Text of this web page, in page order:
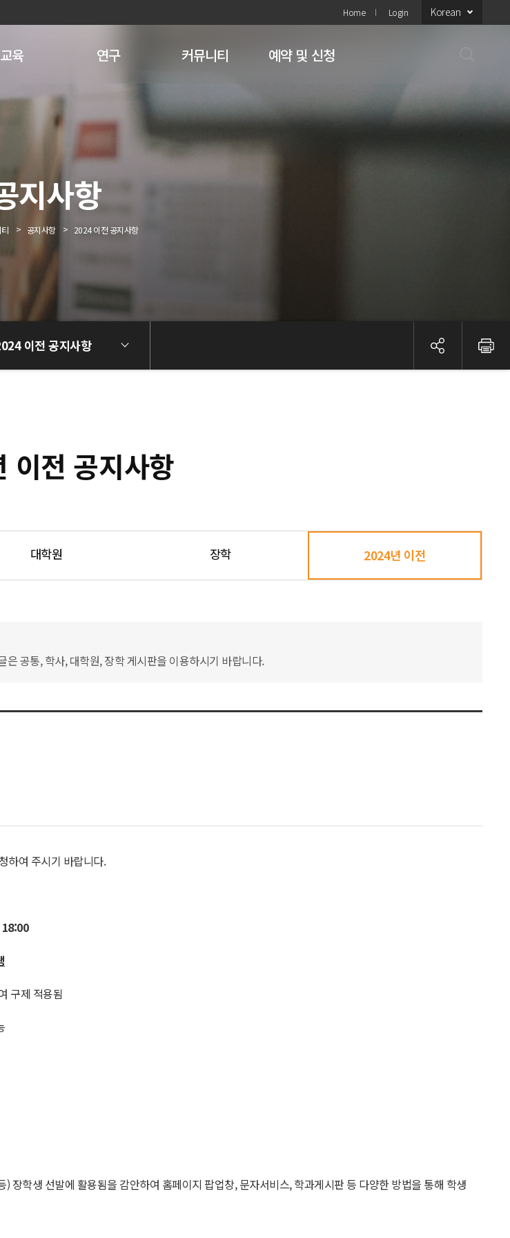
Home Login Korean
교육 연구 커뮤니티 예약 및 신청
지사항
> 공지사항 > 2024 이전 공지사항
이전 공지사항
이전 공지사항
대학원 장학 2024년 이전
공통, 학사, 대학원, 장학 게시판을 이용하시기 바랍니다.
하여 주시기 바랍니다.
18:00
구제 적용됨
장학생 선발에 활용됨을 감안하여 홈페이지 팝업창, 문자서비스, 학과게시판 등 다양한 방법을 통해 학생